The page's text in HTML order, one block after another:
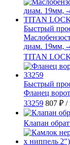
Быстрый
диам. 19мм, -
TITAN
Быстрый
Фланец
33259 807 ₽ /
Клапан